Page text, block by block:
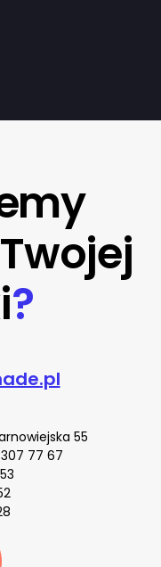
?
55
77 67